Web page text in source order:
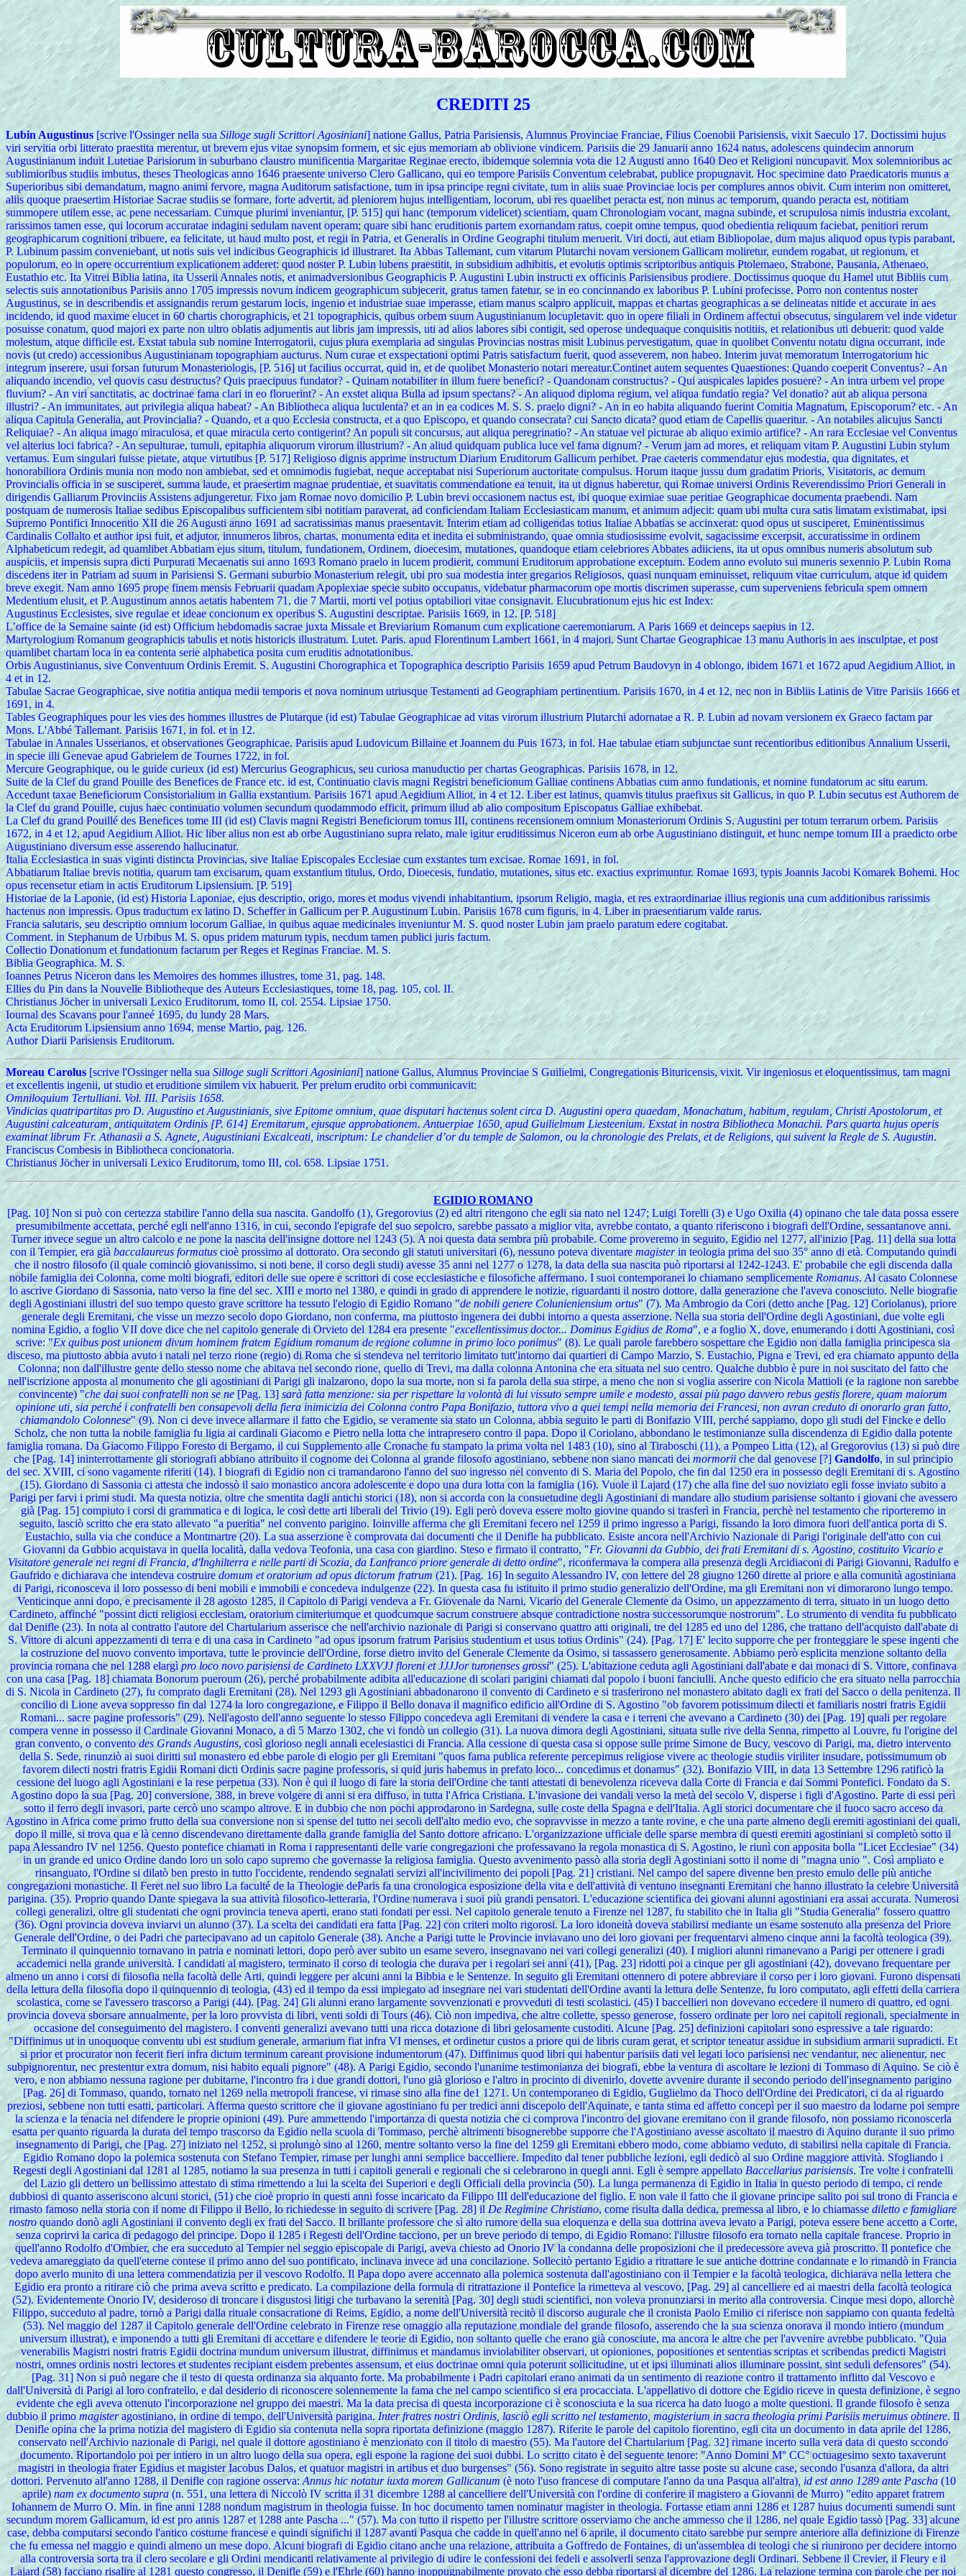
CREDITI 25
Lubin Augustinus[scrive l'Ossinger nella sua Silloge sugli Scrittori Agosiniani] natione Gallus, Patria Parisiensis, Alumnus Provinciae Franciae, Filius Coenobii Parisiensis, vixit Saeculo 17. Doctissimi hujus
viri servitia orbi litterato praestita merentur, ut brevem ejus vitae synopsim formem, et sic ejus memoriam ab oblivione vindicem. Parisiis die 29 Januarii anno 1624 natus, adolescens quindecim annorum
Augustinianum induit Lutetiae Parisiorum in suburbano claustro munificentia Margaritae Reginae erecto, ibidemque solemnia vota die 12 Augusti anno 1640 Deo et Religioni nuncupavit. Mox solemnioribus ac
sublimioribus studiis imbutus, theses Theologicas anno 1646 praesente universo Clero Gallicano, qui eo tempore Parisiis Conventum celebrabat, publice propugnavit. Hoc specimine dato Praedicatoris munus a
Superioribus sibi demandatum, magno animi fervore, magna Auditorum satisfactione, tum in ipsa principe regni civitate, tum in aliis suae Provinciae locis per complures annos obivit. Cum interim non omitteret,
aliis quoque praesertim Historiae Sacrae studiis se formare, forte advertit, ad pleniorem hujus intelligentiam, locorum, ubi res quaelibet peracta est, non minus ac temporum, quando peracta est, notitiam
summopere utilem esse, ac pene necessariam. Cumque plurimi inveniantur, [P. 515] qui hanc (temporum videlicet) scientiam, quam Chronologiam vocant, magna subinde, et scrupulosa nimis industria excolant,
rarissimos tamen esse, qui locorum accuratae indagini sedulam navent operam; quare sibi hanc eruditionis partem exornandam ratus, coepit omne tempus, quod obedientia reliquum faciebat, penitiori rerum
geographicarum cognitioni tribuere, ea felicitate, ut haud multo post, et regii in Patria, et Generalis in Ordine Geographi titulum meruerit. Viri docti, aut etiam Bibliopolae, dum majus aliquod opus typis parabant,
P. Lubinum passim conveniebant, ut notis suis vel indicibus Geographicis id illustraret. Ita Abbas Tallemant, cum vitarum Plutarchi novam versionem Gallicam moliretur, eundem rogabat, ut regionum, et
populorum, eo in opere occurrentium explicationem adderet: quod noster P. Lubin lubens praestitit, in subsidium adhibitis, et evolutis optimis scriptoribus antiquis Ptolemaeo, Strabone, Pausania, Athenaeo,
Eustathio etc. Ita Vitrei Biblia latina, ita Usserii Annales notis, et animadversionibus Geographicis P. Augustini Lubin instructi ex officinis Parisiensibus prodiere. Doctissimus quoque du Hamel utut Bibliis cum
selectis suis annotationibus Parisiis anno 1705 impressis novum indicem geographicum subjecerit, gratus tamen fatetur, se in eo concinnando ex laboribus P. Lubini profecisse. Porro non contentus noster
Augustinus, se in describendis et assignandis rerum gestarum locis, ingenio et industriae suae imperasse, etiam manus scalpro applicuit, mappas et chartas geographicas a se delineatas nitide et accurate in aes
incidendo, id quod maxime elucet in 60 chartis chorographicis, et 21 topographicis, quibus orbem suum Augustinianum locupletavit: quo in opere filiali in Ordinem affectui obsecutus, singularem vel inde videtur
posuisse conatum, quod majori ex parte non ultro oblatis adjumentis aut libris jam impressis, uti ad alios labores sibi contigit, sed operose undequaque conquisitis notitiis, et relationibus uti debuerit: quod valde
molestum, atque difficile est. Exstat tabula sub nomine Interrogatorii, cujus plura exemplaria ad singulas Provincias nostras misit Lubinus pervestigatum, quae in quolibet Conventu notatu digna occurrant, inde
novis (ut credo) accessionibus Augustinianam topographiam aucturus. Num curae et exspectationi optimi Patris satisfactum fuerit, quod asseverem, non habeo. Interim juvat memoratum Interrogatorium hic
integrum inserere, usui forsan futurum Monasteriologis, [P. 516] ut facilius occurrat, quid in, et de quolibet Monasterio notari mereatur.Continet autem sequentes Quaestiones: Quando coeperit Conventus? - An
aliquando incendio, vel quovis casu destructus? Quis praecipuus fundator? - Quinam notabiliter in illum fuere benefici? - Quandonam constructus? - Qui auspicales lapides posuere? - An intra urbem vel prope
fluvium? - An viri sanctitatis, ac doctrinae fama clari in eo floruerint? - An exstet aliqua Bulla ad ipsum spectans? - An aliquod diploma regium, vel aliqua fundatio regia? Vel donatio? aut ab aliqua persona
illustri? - An immunitates, aut privilegia aliqua habeat? - An Bibliotheca aliqua luculenta? et an in ea codices M. S. S. praelo digni? - An in eo habita aliquando fuerint Comitia Magnatum, Episcoporum? etc. - An
aliqua Capitula Generalia, aut Provincialia? - Quando, et a quo Ecclesia constructa, et a quo Episcopo, et quando consecrata? cui Sancto dicata? quod etiam de Capellis quaeritur. - An notabiles alicujus Sancti
Reliquiae? - An aliqua imago miraculosa, et quae miracula certo contigerint? An populi sit concursus, aut aliqua peregrinatio? - An statuae vel picturae ab aliquo eximio artifice? - An rara Ecclesiae vel Conventus
vel alterius loci fabrica? - An sepulturae, tumuli, epitaphia aliquorum virorum illustrium? - An aliud quidquam publica luce vel fama dignum? - Verum jam ad mores, et reliquam vitam P. Augustini Lubin stylum
vertamus. Eum singulari fuisse pietate, atque virtutibus [P. 517] Religioso dignis apprime instructum Diarium Eruditorum Gallicum perhibet. Prae caeteris commendatur ejus modestia, qua dignitates, et
honorabiliora Ordinis munia non modo non ambiebat, sed et omnimodis fugiebat, neque acceptabat nisi Superiorum auctoritate compulsus. Horum itaque jussu dum gradatim Prioris, Visitatoris, ac demum
Provincialis officia in se susciperet, summa laude, et praesertim magnae prudentiae, et suavitatis commendatione ea tenuit, ita ut dignus haberetur, qui Romae universi Ordinis Reverendissimo Priori Generali in
dirigendis Galliarum Provinciis Assistens adjungeretur. Fixo jam Romae novo domicilio P. Lubin brevi occasionem nactus est, ibi quoque eximiae suae peritiae Geographicae documenta praebendi. Nam
postquam de numerosis Italiae sedibus Episcopalibus sufficientem sibi notitiam paraverat, ad conficiendam Italiam Ecclesiasticam manum, et animum adjecit: quam ubi multa cura satis limatam existimabat, ipsi
Supremo Pontifici Innocentio XII die 26 Augusti anno 1691 ad sacratissimas manus praesentavit. Interim etiam ad colligendas totius Italiae Abbatias se accinxerat: quod opus ut susciperet, Eminentissimus
Cardinalis Collalto et author ipsi fuit, et adjutor, innumeros libros, chartas, monumenta edita et inedita ei subministrando, quae omnia studiosissime evolvit, sagacissime excerpsit, accuratissime in ordinem
Alphabeticum redegit, ad quamlibet Abbatiam ejus situm, titulum, fundationem, Ordinem, dioecesim, mutationes, quandoque etiam celebriores Abbates adiiciens, ita ut opus omnibus numeris absolutum sub
auspiciis, et impensis supra dicti Purpurati Mecaenatis sui anno 1693 Romano praelo in lucem prodierit, communi Eruditorum approbatione exceptum. Eodem anno evoluto sui muneris sexennio P. Lubin Roma
discedens iter in Patriam ad suum in Parisiensi S. Germani suburbio Monasterium relegit, ubi pro sua modestia inter gregarios Religiosos, quasi nunquam eminuisset, reliquum vitae curriculum, atque id quidem
breve exegit. Nam anno 1695 prope finem mensis Februarii quadam Apoplexiae specie subito occupatus, videbatur pharmacorum ope mortis discrimen superasse, cum superveniens febricula spem omnem
Medentium elusit, et P. Augustinum annos aetatis habentem 71, die 7 Martii, morti vel potius optabiliori vitae consignavit. Elucubrationum ejus hic est Index:
Augustinus Ecclesistes, sive regulae et ideae concionum ex operibus S. Augustini descriptae. Parisiis 1669, in 12. [P. 518]
L’office de la Semaine sainte (id est) Officium hebdomadis sacrae juxta Missale et Breviarium Romanum cum explicatione caeremoniarum. A Paris 1669 et deinceps saepius in 12.
Martyrologium Romanum geographicis tabulis et notis historicis illustratum. Lutet. Paris. apud Florentinum Lambert 1661, in 4 majori. Sunt Chartae Geographicae 13 manu Authoris in aes insculptae, et post
quamlibet chartam loca in ea contenta serie alphabetica posita cum eruditis adnotationibus.
Orbis Augustinianus, sive Conventuum Ordinis Eremit. S. Augustini Chorographica et Topographica descriptio Parisiis 1659 apud Petrum Baudovyn in 4 oblongo, ibidem 1671 et 1672 apud Aegidium Alliot, in
4 et in 12.
Tabulae Sacrae Geographicae, sive notitia antiqua medii temporis et nova nominum utriusque Testamenti ad Geographiam pertinentium. Parisiis 1670, in 4 et 12, nec non in Bibliis Latinis de Vitre Parisiis 1666 et
1691, in 4.
Tables Geographiques pour les vies des hommes illustres de Plutarque (id est) Tabulae Geographicae ad vitas virorum illustrium Plutarchi adornatae a R. P. Lubin ad novam versionem ex Graeco factam par
Mons. L'Abbé Tallemant. Parisiis 1671, in fol. et in 12.
Tabulae in Annales Usserianos, et observationes Geographicae. Parisiis apud Ludovicum Billaine et Joannem du Puis 1673, in fol. Hae tabulae etiam subjunctae sunt recentioribus editionibus Annalium Usserii,
in specie illi Genevae apud Gabrielem de Tournes 1722, in fol.
Mercure Geographique, ou le guide curieux (id est) Mercurius Geographicus, seu curiosa manuductio per chartas Geographicas. Parisiis 1678, in 12.
Suite de la Clef du grand Pouille des Benefices de France etc. id est, Continuatio clavis magni Registri beneficionum Galliae continens Abbatias cum anno fundationis, et nomine fundatorum ac situ earum.
Accedunt taxae Beneficiorum Consistorialium in Gallia exstantium. Parisiis 1671 apud Aegidium Alliot, in 4 et 12. Liber est latinus, quamvis titulus praefixus sit Gallicus, in quo P. Lubin secutus est Authorem de
la Clef du grand Pouille, cujus haec continuatio volumen secundum quodammodo efficit, primum illud ab alio compositum Episcopatus Galliae exhibebat.
La Clef du grand Pouillé des Benefices tome III (id est) Clavis magni Registri Beneficiorum tomus III, continens recensionem omnium Monasteriorum Ordinis S. Augustini per totum terrarum orbem. Parisiis
1672, in 4 et 12, apud Aegidium Alliot. Hic liber alius non est ab orbe Augustiniano supra relato, male igitur eruditissimus Niceron eum ab orbe Augustiniano distinguit, et hunc nempe tomum III a praedicto orbe
Augustiniano diversum esse asserendo hallucinatur.
Italia Ecclesiastica in suas viginti distincta Provincias, sive Italiae Episcopales Ecclesiae cum exstantes tum excisae. Romae 1691, in fol.
Abbatiarum Italiae brevis notitia, quarum tam excisarum, quam exstantium titulus, Ordo, Dioecesis, fundatio, mutationes, situs etc. exactius exprimuntur. Romae 1693, typis Joannis Jacobi Komarek Bohemi. Hoc
opus recensetur etiam in actis Eruditorum Lipsiensium. [P. 519]
Historiae de la Laponie, (id est) Historia Laponiae, ejus descriptio, origo, mores et modus vivendi inhabitantium, ipsorum Religio, magia, et res extraordinariae illius regionis una cum additionibus rarissimis
hactenus non impressis. Opus traductum ex latino D. Scheffer in Gallicum per P. Augustinum Lubin. Parisiis 1678 cum figuris, in 4. Liber in praesentiarum valde rarus.
Francia salutaris, seu descriptio omnium locorum Galliae, in quibus aquae medicinales inveniuntur M. S. quod noster Lubin jam praelo paratum edere cogitabat.
Comment. in Stephanum de Urbibus M. S. opus pridem maturum typis, necdum tamen publici juris factum.
Collectio Donationum et fundationum factarum per Reges et Reginas Franciae. M. S.
Biblia Geographica. M. S.
Ioannes Petrus Niceron dans les Memoires des hommes illustres, tome 31, pag. 148.
Ellies du Pin dans la Nouvelle Bibliotheque des Auteurs Ecclesiastiques, tome 18, pag. 105, col. II.
Christianus Jöcher in universali Lexico Eruditorum, tomo II, col. 2554. Lipsiae 1750.
Iournal des Scavans pour l'anneé 1695, du lundy 28 Mars.
Acta Eruditorum Lipsiensium anno 1694, mense Martio, pag. 126.
Author Diarii Parisiensis Eruditorum.
Moreau Carolus [scrive l'Ossinger nella suaSilloge sugli Scrittori Agosiniani] natione Gallus, Alumnus Provinciae S Guilielmi, Congregationis Bituricensis, vixit. Vir ingeniosus et eloquentissimus, tam magni
et excellentis ingenii, ut studio et eruditione similem vix habuerit. Per prelum erudito orbi communicavit:
Omniloquium Tertulliani. Vol. III. Parisiis 1658.
Vindicias quatripartitas pro D. Augustino et Augustinianis, sive Epitome omnium, quae disputari hactenus solent circa D. Augustini opera quaedam, Monachatum, habitum, regulam, Christi Apostolorum, et
Augustini calceaturam, antiquitatem Ordinis [P. 614] Eremitarum, ejusque approbationem. Antuerpiae 1650, apud Guilielmum Liesteenium. Exstat in nostra Bibliotheca Monachii. Pars quarta hujus operis
examinat librum Fr. Athanasii a S. Agnete, Augustiniani Excalceati, inscriptum: Le chandelier d’or du temple de Salomon, ou la chronologie des Prelats, et de Religions, qui suivent la Regle de S. Augustin.
Franciscus Combesis in Bibliotheca concionatoria.
Christianus Jöcher in universali Lexico Eruditorum, tomo III, col. 658. Lipsiae 1751.
EGIDIO ROMANO
[Pag. 10] Non si può con certezza stabilire l'anno della sua nascita. Gandolfo (1), Gregorovius (2) ed altri ritengono che egli sia nato nel 1247; Luigi Torelli (3) e Ugo Oxilia (4) opinano che tale data possa essere
presumibilmente accettata, perché egli nell'anno 1316, in cui, secondo l'epigrafe del suo sepolcro, sarebbe passato a miglior vita, avrebbe contato, a quanto riferiscono i biografi dell'Ordine, sessantanove anni.
Turner invece segue un altro calcolo e ne pone la nascita dell'insigne dottore nel 1243 (5). A noi questa data sembra più probabile. Come proveremo in seguito, Egidio nel 1277, all'inizio [Pag. 11] della sua lotta
con il Tempier, era giàbaccalaureus formatuscioè prossimo al dottorato. Ora secondo gli statuti universitari (6), nessuno poteva diventaremagisterin teologia prima del suo 35° anno di età. Computando quindi
che il nostro filosofo (il quale cominciò giovanissimo, si noti bene, il corso degli studi) avesse 35 anni nel 1277 o 1278, la data della sua nascita può riportarsi al 1242-1243. E' probabile che egli discenda dalla
nobile famiglia dei Colonna, come molti biografi, editori delle sue opere e scrittori di cose ecclesiastiche e filosofiche affermano. I suoi contemporanei lo chiamano semplicementeRomanus. Al casato Colonnese
lo ascrive Giordano di Sassonia, nato verso la fine del sec. XIII e morto nel 1380, e quindi in grado di apprendere le notizie, riguardanti il nostro dottore, dalla generazione che l'aveva conosciuto. Nelle biografie
degli Agostiniani illustri del suo tempo questo grave scrittore ha tessuto l'elogio di Egidio Romano "de nobili genere Colunieniensium ortus" (7). Ma Ambrogio da Cori (detto anche [Pag. 12] Coriolanus), priore
generale degli Eremitani, che visse un mezzo secolo dopo Giordano, non conferma, ma piuttosto ingenera dei dubbi intorno a questa asserzione. Nella sua storia dell'Ordine degli Agostiniani, due volte egli
nomina Egidio, a foglio VII dove dice che nel capitolo generale di Orvieto del 1284 era presente "excellentissimus doctor... Dominus Egidius de Roma", e a foglio X, dove, enumerando i dotti Agostiniani, così
scrive: "Ex quibus post unionem divum hominem fratem Egidium romanum de regione columne in primo loco ponimus" (8). Le quali parole farebbero sospettare che Egidio non dalla famiglia principesca sia
disceso, ma piuttosto abbia avuto i natali nel terzo rione (regio) di Roma che si stendeva nel territorio limitato tutt'intorno dai quartieri di Campo Marzio, S. Eustachio, Pigna e Trevi, ed era chiamato appunto della
Colonna; non dall'illustre gente dello stesso nome che abitava nel secondo rione, quello di Trevi, ma dalla colonna Antonina che era situata nel suo centro. Qualche dubbio è pure in noi suscitato del fatto che
nell'iscrizione apposta al monumento che gli agostiniani di Parigi gli inalzarono, dopo la sua morte, non si fa parola della sua stirpe, a meno che non si voglia asserire con Nicola Mattioli (e la ragione non sarebbe
convincente) "che dai suoi confratelli non se ne[Pag. 13] sarà fatta menzione: sia per rispettare la volontà di lui vissuto sempre umile e modesto, assai più pago davvero rebus gestis florere, quam maiorum
opinione uti, sia perché i confratelli ben consapevoli della fiera inimicizia dei Colonna contro Papa Bonifazio, tuttora vivo a quei tempi nella memoria dei Francesi, non avran creduto di onorarlo gran fatto,
chiamandolo Colonnese" (9). Non ci deve invece allarmare il fatto che Egidio, se veramente sia stato un Colonna, abbia seguito le parti di Bonifazio VIII, perché sappiamo, dopo gli studi del Fincke e dello
Scholz, che non tutta la nobile famiglia fu ligia ai cardinali Giacomo e Pietro nella lotta che intrapresero contro il papa. Dopo il Coriolano, abbondano le testimonianze sulla discendenza di Egidio dalla potente
famiglia romana. Da Giacomo Filippo Foresto di Bergamo, il cui Supplemento alle Cronache fu stampato la prima volta nel 1483 (10), sino al Tiraboschi (11), a Pompeo Litta (12), al Gregorovius (13) si può dire
che [Pag. 14] ininterrottamente gli storiografi abbiano attribuito il cognome dei Colonna al grande filosofo agostiniano, sebbene non siano mancati deimormoriiche dal genovese [?]Gandolfo, in sul principio
del sec. XVIII, ci sono vagamente riferiti (14). I biografi di Egidio non ci tramandarono l'anno del suo ingresso nel convento di S. Maria del Popolo, che fin dal 1250 era in possesso degli Eremitani di s. Agostino
(15). Giordano di Sassonia ci attesta che indossò il saio monastico ancora adolescente e dopo una dura lotta con la famiglia (16). Vuole il Lajard (17) che alla fine del suo noviziato egli fosse inviato subito a
Parigi per farvi i primi studi. Ma questa notizia, oltre che smentita dagli antichi storici (18), non si accorda con la consuetudine degli Agostiniani di mandare allo studium parisiense soltanto i giovani che avessero
già [Pag. 15] compiuto i corsi di grammatica e di logica, le così dette arti liberali del Trivio (19). Egli però doveva essere molto giovine quando si trasferì in Francia, perchè nel testamento che riporteremo in
seguito, lasciò scritto che era stato allevato "a pueritia" nel convento parigino. Ioinville afferma che gli Eremitani fecero nel 1259 il primo ingresso a Parigi, fissando la loro dimora fuori dell'antica porta di S.
Eustachio, sulla via che conduce a Montmartre (20). La sua asserzione è comprovata dai documenti che il Denifle ha pubblicato. Esiste ancora nell'Archivio Nazionale di Parigi l'originale dell'atto con cui
Giovanni da Gubbio acquistava in quella località, dalla vedova Teofonia, una casa con giardino. Steso e firmato il contratto, "Fr. Giovanni da Gubbio, dei frati Eremitani di s. Agostino, costituito Vicario e
Visitatore generale nei regni di Francia, d'Inghilterra e nelle parti di Scozia, da Lanfranco priore generale di detto ordine", riconfermava la compera alla presenza degli Arcidiaconi di Parigi Giovanni, Radulfo e
Gaufrido e dichiarava che intendeva costruire domum et oratorium ad opus dictorum fratrum(21). [Pag. 16] In seguito Alessandro IV, con lettere del 28 giugno 1260 dirette al priore e alla comunità agostiniana
di Parigi, riconosceva il loro possesso di beni mobili e immobili e concedeva indulgenze (22). In questa casa fu istituito il primo studio generalizio dell'Ordine, ma gli Eremitani non vi dimorarono lungo tempo.
Venticinque anni dopo, e precisamente il 28 agosto 1285, il Capitolo di Parigi vendeva a Fr. Giovenale da Narni, Vicario del Generale Clemente da Osimo, un appezzamento di terra, situato in un luogo detto
Cardineto, affinché "possint dicti religiosi ecclesiam, oratorium cimiteriumque et quodcumque sacrum construere absque contradictione nostra successorumque nostrorum". Lo strumento di vendita fu pubblicato
dal Denifle (23). In nota al contratto l'autore del Chartularium asserisce che nell'archivio nazionale di Parigi si conservano quattro atti originali, tre del 1285 ed uno del 1286, che trattano dell'acquisto dall'abate di
S. Vittore di alcuni appezzamenti di terra e di una casa in Cardineto "ad opus ipsorum fratrum Parisius studentium et usus totius Ordinis" (24). [Pag. 17] E' lecito supporre che per fronteggiare le spese ingenti che
la costruzione del nuovo convento importava, tutte le provincie dell'Ordine, forse dietro invito del Generale Clemente da Osimo, si tassassero generosamente. Abbiamo però esplicita menzione soltanto della
provincia romana che nel 1288 elargìpro loco novo parisiensi de Cardineto LXXVJJ floreni et JJJJor turonenses grossi" (25). L'abitazione ceduta agli Agostiniani dall'abate e dai monaci di S. Vittore, confinava
con una casa [Pag. 18] chiamata Bonorum pueroum (26), perché probabilmente adibita all'educazione di scolari parigini chiamati dal popolo i buoni fanciulli. Anche questo edificio che era situato nella parrocchia
di S. Nicola in Cardineto (27), fu comprato dagli Eremitani (28). Nel 1293 gli Agostiniani abbadonarono il convento di Cardineto e si trasferirono nel monastero abitato dagli ex frati del Sacco o della penitenza. Il
concilio di Lione aveva soppresso fin dal 1274 la loro congregazione, e Filippo il Bello donava il magnifico edificio all'Ordine di S. Agostino "ob favorem potissimum dilecti et familiaris nostri fratris Egidii
Romani... sacre pagine professoris" (29). Nell'agosto dell'anno seguente lo stesso Filippo concedeva agli Eremitani di vendere la casa e i terreni che avevano a Cardineto (30) dei [Pag. 19] quali per regolare
compera venne in possesso il Cardinale Giovanni Monaco, a dì 5 Marzo 1302, che vi fondò un collegio (31). La nuova dimora degli Agostiniani, situata sulle rive della Senna, rimpetto al Louvre, fu l'origine del
gran convento, o conventodes Grands Augustins, così glorioso negli annali ecelesiastici di Francia. Alla cessione di questa casa si oppose sulle prime Simone de Bucy, vescovo di Parigi, ma, dietro intervento
della S. Sede, rinunziò ai suoi diritti sul monastero ed ebbe parole di elogio per gli Eremitani "quos fama publica referente percepimus religiose vivere ac theologie studiis viriliter insudare, potissimumum ob
favorem dilecti nostri fratris Egidii Romani dicti Ordinis sacre pagine professoris, si quid juris habemus in prefato loco... concedimus et donamus" (32). Bonifazio VIII, in data 13 Settembre 1296 ratificò la
cessione del luogo agli Agostiniani e la rese perpetua (33). Non è qui il luogo di fare la storia dell'Ordine che tanti attestati di benevolenza riceveva dalla Corte di Francia e dai Sommi Pontefici. Fondato da S.
Agostino dopo la sua [Pag. 20] conversione, 388, in breve volgere di anni si era diffuso, in tutta l'Africa Cristiana. L'invasione dei vandali verso la metà del secolo V, disperse i figli d'Agostino. Parte di essi perì
sotto il ferro degli invasori, parte cercò uno scampo altrove. E in dubbio che non pochi approdarono in Sardegna, sulle coste della Spagna e dell'Italia. Agli storici documentare che il fuoco sacro acceso da
Agostino in Africa come primo frutto della sua conversione non si spense del tutto nei secoli dell'alto medio evo, che sopravvisse in mezzo a tante rovine, e che una parte almeno degli eremiti agostiniani dei quali,
dopo il mille, si trova qua e là cenno discendevano direttamente dalla grande famiglia del Santo dottore africano. L'organizzazione ufficiale delle sparse membra di questi eremiti agostiniani si completò sotto il
papa Alessandro IV nel 1256. Questo pontefice chiamati in Roma i rappresentanti delle varie congregazioni che professavano la regola monastica di S. Agostino, le riunì con apposita bolla "Licet Ecclesiae" (34)
in un grande ed unico Ordine dando loro un solo capo supremo che governasse la religiosa famiglia. Questo avvenimento passò alla storia degli Agostiniani sotto il nome di "magna unio ". Così ampliato e
rinsanguato, l'Ordine si dilatò ben presto in tutto l'occidente, rendendo segnalati servizi all'incivilimento dei popoli [Pag. 21] cristiani. Nel campo del sapere divenne ben presto emulo delle più antiche
congregazioni monastiche. Il Feret nel suo libro La faculté de la Theologie deParis fa una cronologica esposizione della vita e dell'attività di ventuno insegnanti Eremitani che hanno illustrato la celebre Università
parigina. (35). Proprio quando Dante spiegava la sua attività filosofico-letteraria, l'Ordine numerava i suoi più grandi pensatori. L'educazione scientifica dei giovani alunni agostiniani era assai accurata. Numerosi
collegi generalizi, oltre gli studentati che ogni provincia teneva aperti, erano stati fondati per essi. Nel capitolo generale tenuto a Firenze nel 1287, fu stabilito che in Italia gli "Studia Generalia" fossero quattro
(36). Ogni provincia doveva inviarvi un alunno (37). La scelta dei candidati era fatta [Pag. 22] con criteri molto rigorosi. La loro idoneità doveva stabilirsi mediante un esame sostenuto alla presenza del Priore
Generale dell'Ordine, o dei Padri che partecipavano ad un capitolo Generale (38). Anche a Parigi tutte le Provincie inviavano uno dei loro giovani per frequentarvi almeno cinque anni la facoltà teologica (39).
Terminato il quinquennio tornavano in patria e nominati lettori, dopo però aver subito un esame severo, insegnavano nei vari collegi generalizi (40). I migliori alunni rimanevano a Parigi per ottenere i gradi
accademici nella grande università. I candidati al magistero, terminato il corso di teologia che durava per i regolari sei anni (41), [Pag. 23] ridotti poi a cinque per gli agostiniani (42), dovevano frequentare per
almeno un anno i corsi di filosofia nella facoltà delle Arti, quindi leggere per alcuni anni la Bibbia e le Sentenze. In seguito gli Eremitani ottennero di potere abbreviare il corso per i loro giovani. Furono dispensati
della lettura della filosofia dopo il quinquennio di teologia, (43) ed il tempo da essi impiegato ad insegnare nei vari studentati dell'Ordine avanti la lettura delle Sentenze, fu loro computato, agli effetti della carriera
scolastica, come se l'avessero trascorso a Parigi (44). [Pag. 24] Gli alunni erano largamente sovvenzionati e provveduti di testi scolastici. (45) I baccellieri non dovevano eccedere il numero di quattro, ed ogni
provincia doveva sborsare annualmente, per la loro provvista di libri, venti soldi di Tours (46). Ciò non impediva, che altre collette, spesso generose, fossero ordinate per loro nei capitoli regionali, specialmente in
occasione del conseguimento del magistero. I conventi generalizi avevano tutti una ricca dotazione di libri gelosamente custoditi. Alcune [Pag. 25] definizioni capitolari sono espressive a tale riguardo:
"Diffinimus ut in unoquoque conventu ubi est studium generale, armarium fiat infra VI menses, et ordinetur custos a priore qui de libris curam gerat, et scriptor teneatur assidue in subsidium armarii supradicti. Et
si prior et procurator non fecerit fieri infra dictum terminum careant provisione indumentorum (47). Diffinimus quod libri qui habentur parisiis dati vel legati loco parisiensi nec vendantur, nec alienentur, nec
subpignorentur, nec prestentur extra domum, nisi habito equali pignore" (48). A Parigi Egidio, secondo l'unanime testimonianza dei biografi, ebbe la ventura di ascoltare le lezioni di Tommaso di Aquino. Se ciò è
vero, e non abbiamo nessuna ragione per dubitarne, l'incontro fra i due grandi dottori, l'uno già glorioso e l'altro in procinto di divenirlo, dovette avvenire durante il secondo periodo dell'insegnamento parigino
[Pag. 26] di Tommaso, quando, tornato nel 1269 nella metropoli francese, vi rimase sino alla fine de1 1271. Un contemporaneo di Egidio, Guglielmo da Thoco dell'Ordine dei Predicatori, ci da al riguardo
preziosi, sebbene non tutti esatti, particolari. Afferma questo scrittore che il giovane agostiniano fu per tredici anni discepolo dell'Aquinate, e tanta stima ed affetto concepì per il suo maestro da lodarne poi sempre
la scienza e la tenacia nel difendere le proprie opinioni (49). Pure ammettendo l'importanza di questa notizia che ci comprova l'incontro del giovane eremitano con il grande filosofo, non possiamo riconoscerla
esatta per quanto riguarda la durata del tempo trascorso da Egidio nella scuola di Tommaso, perchè altrimenti bisognerebbe supporre che l'Agostiniano avesse ascoltato il maestro di Aquino durante il suo primo
insegnamento di Parigi, che [Pag. 27] iniziato nel 1252, si prolungò sino al 1260, mentre soltanto verso la fine del 1259 gli Eremitani ebbero modo, come abbiamo veduto, di stabilirsi nella capitale di Francia.
Egidio Romano dopo la polemica sostenuta con Stefano Tempier, rimase per lunghi anni semplice baccelliere. Impedito dal tener pubbliche lezioni, egli dedicò al suo Ordine maggiore attività. Sfogliando i
Regesti degli Agostiniani dal 1281 al 1285, notiamo la sua presenza in tutti i capitoli generali e regionali che si celebrarono in quegli anni. Egli è sempre appellatoBaccellarius parisiensis. Tre volte i confratelli
del Lazio gli dettero un bellissimo attestato di stima rimettendo a lui la scelta dei Superiori e degli Officiali della provincia (50). La lunga permanenza di Egidio in Italia in questo periodo di tempo, ci rende
dubbiosi di quanto asseriscono alcuni storici, (51) che cioè proprio in questi anni fosse incaricato da Filippo III dell'educazione del figlio. E non vale il fatto che il giovane principe salito poi sul trono di Francia e
rimasto famoso nella storia con il nome di Filippo il Bello, lo richiedesse in seguito di scrivere [Pag. 28] ilDe Regimine Christiano, come risulta dalla dedica, premessa al libro, e lo chiamassediletto e famigliare
nostroquando donò agli Agostiniani il convento degli ex frati del Sacco. Il brillante professore che sì alto rumore della sua eloquenza e della sua dottrina aveva levato a Parigi, poteva essere bene accetto a Corte,
senza coprirvi la carica di pedagogo del principe. Dopo il 1285 i Regesti dell'Ordine tacciono, per un breve periodo di tempo, di Egidio Romano: l'illustre filosofo era tornato nella capitale francese. Proprio in
quell'anno Rodolfo d'Ombier, che era succeduto al Tempier nel seggio episcopale di Parigi, aveva chiesto ad Onorio IV la condanna delle proposizioni che il predecessore aveva già proscritto. Il pontefice che
vedeva amareggiato da quell'eterne contese il primo anno del suo pontificato, inclinava invece ad una concilazione. Sollecitò pertanto Egidio a ritrattare le sue antiche dottrine condannate e lo rimandò in Francia
dopo averlo munito di una lettera commendatizia per il vescovo Rodolfo. Il Papa dopo avere accennato alla polemica sostenuta dall'agostiniano con il Tempier e la facoltà teologica, dichiarava nella lettera che
Egidio era pronto a ritirare ciò che prima aveva scritto e predicato. La compilazione della formula di ritrattazione il Pontefice la rimetteva al vescovo, [Pag. 29] al cancelliere ed ai maestri della facoltà teologica
(52). Evidentemente Onorio IV, desideroso di troncare i disgustosi litigi che turbavano la serenità [Pag. 30] degli studi scientifici, non voleva pronunziarsi in merito alla controversia. Cinque mesi dopo, allorchè
Filippo, succeduto al padre, tornò a Parigi dalla rituale consacratione di Reims, Egidio, a nome dell'Università recitò il discorso augurale che il cronista Paolo Emilio ci riferisce non sappiamo con quanta fedeltà
(53). Nel maggio del 1287 il Capitolo generale dell'Ordine celebrato in Firenze rese omaggio alla reputazione mondiale del grande filosofo, asserendo che la sua scienza onorava il mondo intiero (mundum
universum illustrat), e imponendo a tutti gli Eremitani di accettare e difendere le teorie di Egidio, non soltanto quelle che erano già conosciute, ma ancora le altre che per l'avvenire avrebbe pubblicato. "Quia
venerabilis Magistri nostri fratris Egidii doctrina mundum universum illustrat, diffinimus et mandamus inviolabiliter observari, ut opioniones, popositiones et sententias scriptas et scribendas predicti Magistri
nostri, omnes ordinis nostri lectores et studentes recipiant eisdem prebentes assensum, et eius doctrinae omni quia poterunt sollicitudine, ut et ipsi illuminati alios illuminare possint, sint seduli defensores" (54).
[Pag. 31] Non si può negare che il testo di questa ordinanza sia alquanto forte. Ma probabilmente i Padri capitolari erano animati da un sentimento di reazione contro il trattamento inflitto dal Vescovo e
dall'Università di Parigi al loro confratello, e dal desiderio di riconoscere solennemente la fama che nel campo scientifico si era procacciata. L'appellativo di dottore che Egidio riceve in questa definizione, è segno
evidente che egli aveva ottenuto l'incorporazione nel gruppo dei maestri. Ma la data precisa di questa incorporazione ci è sconosciuta e la sua ricerca ha dato luogo a molte questioni. Il grande filosofo è senza
dubbio il primomagisteragostiniano, in ordine di tempo, dell'Università parigina.Inter fratres nostri Ordinis, lasciò egli scritto nel testamento, magisterium in sacra theologia primi Parisiis meruimus obtinere. Il
Denifle opina che la prima notizia del magistero di Egidio sia contenuta nella sopra riportata definizione (maggio 1287). Riferite le parole del capitolo fiorentino, egli cita un documento in data aprile del 1286,
conservato nell'Archivio nazionale di Parigi, nel quale il dottore agostiniano è menzionato con il titolo di maestro (55). Ma l'autore del Chartularium [Pag. 32] rimane incerto sulla vera data di questo sccondo
documento. Riportandolo poi per intiero in un altro luogo della sua opera, egli espone la ragione dei suoi dubbi. Lo scritto citato è del seguente tenore: "Anno Domini M° CC° octuagesimo sexto taxaverunt
magistri in theologia frater Egidius et magister Iacobus Dalos, et quatuor magistri in artibus et duo burgenses" (56). Sono registrate in seguito altre tasse poste su alcune case, secondo l'usanza d'allora, da altri
dottori. Pervenuto all'anno 1288, il Denifle con ragione osserva:Annus hic notatur iuxta morem Gallicanum(è noto l'uso francese di computare l'anno da una Pasqua all'altra), id est anno 1289 ante Pascha(10
aprile)nam ex documento supra(n. 551, una lettera di Niccolò IV scritta il 31 dicembre 1288 al cancelliere dell'Università con l'ordine di conferire il magistero a Giovanni de Murro) "edito apparet fratrem
Iohannem de Murro O. Min. in fine anni 1288 nondum magistrum in theologia fuisse. In hoc documento tamen nominatur magister in theologia. Fortasse etiam anni 1286 et 1287 huius documenti sumendi sunt
secundum morem Gallicamum, id est pro annis 1287 et 1288 ante Pascha ..." (57). Ma con tutto il rispetto per l'illustre scrittore osserviamo che anche ammesso che il 1286, nel quale Egidio tassò [Pag. 33] alcune
case, debba computarsi secondo l'antico costume francese e quindi significhi il 1287 avanti Pasqua che cadde in quell'anno nel 6 aprile, il documento citato sarebbe pur sempre anteriore alla definizione di Firenze
che fu emessa nel maggio e quindi almeno un mese dopo. Alcuni biografi di Egidio citano anche una relazione, attribuita a Goffredo de Fontaines, di un'assemblea di teologi che si riunirono per decidere intorno
alla controversia sorta tra il clero secolare e gli Ordini mendicanti relativamente al privilegio di udire le confessioni dei fedeli e assolverli senza l'approvazione degli Ordinari. Sebbene il Crevier, il Fleury e il
Lajard (58) facciano risalire al 1281 questo congresso, il Denifle (59) e l'Ehrle (60) hanno inoppugnabilmente provato che esso debba riportarsi al dicembre del 1286. La relazione termina con parole che per noi